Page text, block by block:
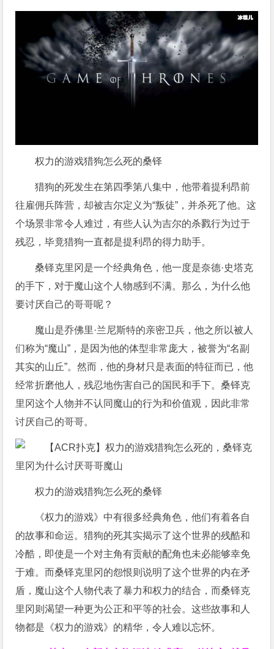
权力的游戏猎狗怎么死的桑铎
猎狗的死发生在第四季第八集中，他带着提利昂前
往雇佣兵阵营，却被吉尔定义为“叛徒”，并杀死了他。这
个场景非常令人难过，有些人认为吉尔的杀戮行为过于
残忍，毕竟猎狗一直都是提利昂的得力助手。
桑铎克里冈是一个经典角色，他一度是奈德·史塔克
的手下，对于魔山这个人物感到不满。那么，为什么他
要讨厌自己的哥哥呢？
魔山是乔佛里·兰尼斯特的亲密卫兵，他之所以被人
们称为“魔山”，是因为他的体型非常庞大，被誉为“名副
其实的山丘”。然而，他的身材只是表面的特征而已，他
经常折磨他人，残忍地伤害自己的国民和手下。桑铎克
里冈这个人物并不认同魔山的行为和价值观，因此非常
讨厌自己的哥哥。
权力的游戏猎狗怎么死的桑铎
《权力的游戏》中有很多经典角色，他们有着各自
的故事和命运。猎狗的死其实揭示了这个世界的残酷和
冷酷，即使是一个对主角有贡献的配角也未必能够幸免
于难。而桑铎克里冈的怨恨则说明了这个世界的内在矛
盾，魔山这个人物代表了暴力和权力的结合，而桑铎克
里冈则渴望一种更为公正和平等的社会。这些故事和人
物都是《权力的游戏》的精华，令人难以忘怀。